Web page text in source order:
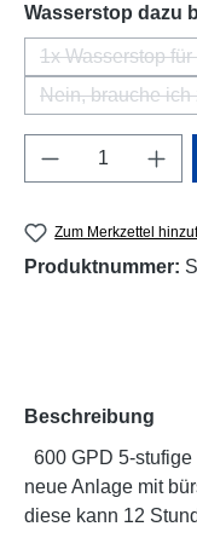
Wasserstop dazu
1x Wasserstop
Nein, brauche ich
Produkt
Zum Merkzettel
Produktnummer:
Beschreibung
600 GPD 5-
neue Anlage mit
diese kann 12